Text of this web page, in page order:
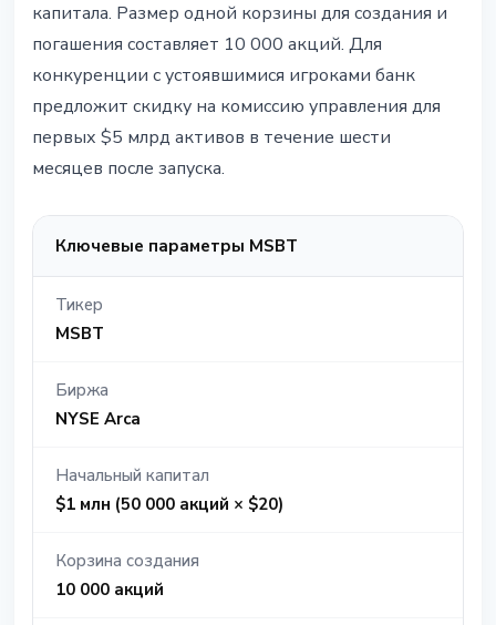
капитала. Размер одной корзины для создания и
погашения составляет 10 000 акций. Для
конкуренции с устоявшимися игроками банк
предложит скидку на комиссию управления для
первых $5 млрд активов в течение шести
месяцев после запуска.
Ключевые параметры MSBT
Тикер
MSBT
Биржа
NYSE Arca
Начальный капитал
$1 млн (50 000 акций × $20)
Корзина создания
10 000 акций